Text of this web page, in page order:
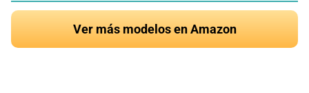
Ver más modelos en Amazon